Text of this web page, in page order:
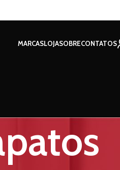
MARCASLOJASOBRECONTATOS